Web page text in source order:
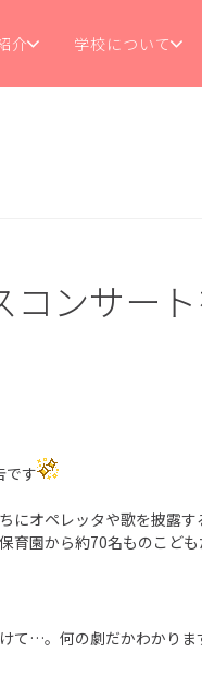
介 学校について
ンサー
です
にオペレッタや歌を披露す
育園から約70名ものこども
て…。何の劇だかわかりま